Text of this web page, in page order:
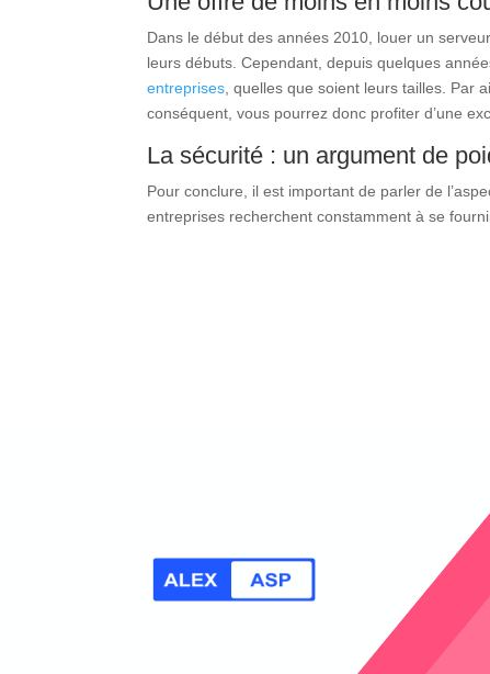
Dans le début des années 2010, louer un
leurs débuts. Cependant, depuis quelques
entreprises , quelles que soient leurs tailles.
conséquent, vous pourrez donc profiter d’une
La sécurité : un argument de
Pour conclure, il est important de parler de
entreprises recherchent constamment à se